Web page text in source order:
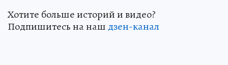
Хотите больше историй и видео?
Подпишитесь на наш дзен-канал